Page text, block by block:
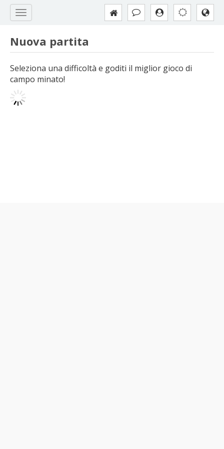
Nuova partita
Seleziona una difficoltà e goditi il miglior gioco di
campo minato!